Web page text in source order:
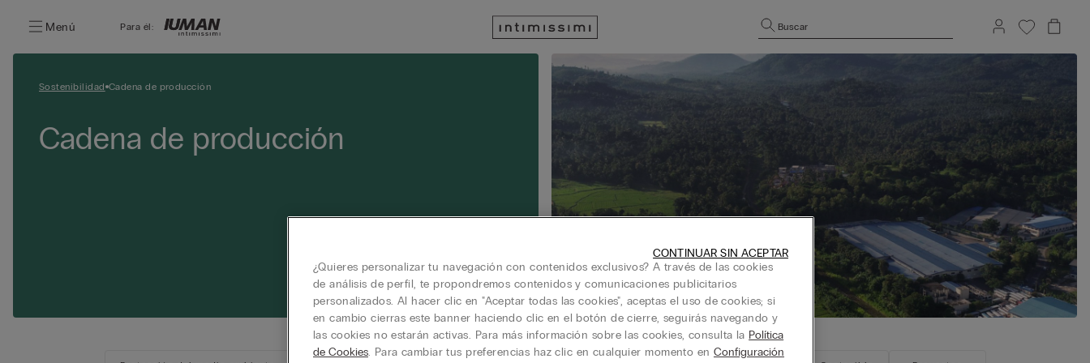
Menú Para él: Buscar
Sostenibilidad Cadena de producción
Cadena de producción
¿Quieres personalizar tu navegación con contenidos exclusivos? A través de las cookies
de análisis de perfil, te propondremos contenidos y comunicaciones publicitarios
personalizados. Al hacer clic en "Aceptar todas las cookies", aceptas el uso de cookies; si
en cambio cierras este banner haciendo clic en el botón de cierre, seguirás navegando y
las cookies no estarán activas. Para más información sobre las cookies, consulta la Política
de Cookies. Para cambiar tus preferencias haz clic en cualquier momento en Configuración
CONTINUAR SIN ACEPTAR